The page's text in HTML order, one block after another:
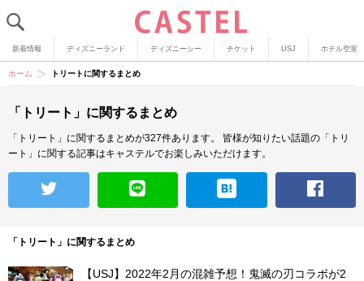
新着情報 ディズニーランド ディズニーシー チケット USJ ホテル空室
ホーム トリートに関するまとめ
「トリート」に関するまとめ
「トリート」に関するまとめが327件あります。
皆様が知りたい話題の「トリ
ート」に関する記事はキャステルでお楽しみいただけます。
「トリート」に関するまとめ
【USJ】2022年2月の混雑予想！鬼滅の刃コラボが2